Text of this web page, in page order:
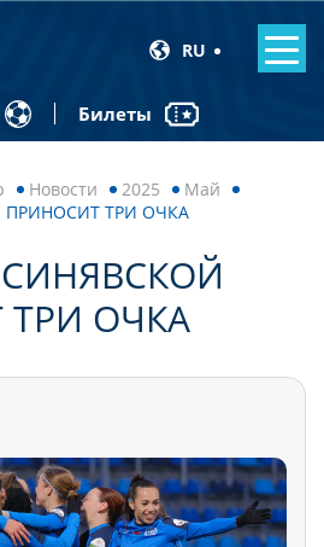
RU
Билеты
Новости 2025
Май
ТРИ ОЧКА
ОЧКА